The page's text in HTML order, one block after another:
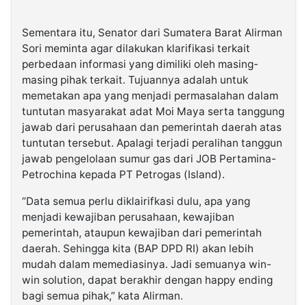
Sementara itu, Senator dari Sumatera Barat Alirman
Sori meminta agar dilakukan klarifikasi terkait
perbedaan informasi yang dimiliki oleh masing-
masing pihak terkait. Tujuannya adalah untuk
memetakan apa yang menjadi permasalahan dalam
tuntutan masyarakat adat Moi Maya serta tanggung
jawab dari perusahaan dan pemerintah daerah atas
tuntutan tersebut. Apalagi terjadi peralihan tanggun
jawab pengelolaan sumur gas dari JOB Pertamina-
Petrochina kepada PT Petrogas (Island).
“Data semua perlu diklairifkasi dulu, apa yang
menjadi kewajiban perusahaan, kewajiban
pemerintah, ataupun kewajiban dari pemerintah
daerah. Sehingga kita (BAP DPD RI) akan lebih
mudah dalam memediasinya. Jadi semuanya win-
win solution, dapat berakhir dengan happy ending
bagi semua pihak,” kata Alirman.